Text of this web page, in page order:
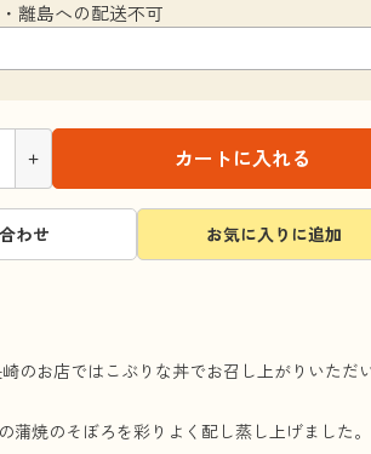
離島への配送不可
+ カートに入れる
わせ お気に入りに追加
のお店ではこぶりな丼でお召し上がりいただ
焼のそぼろを彩りよく配し蒸し上げました。